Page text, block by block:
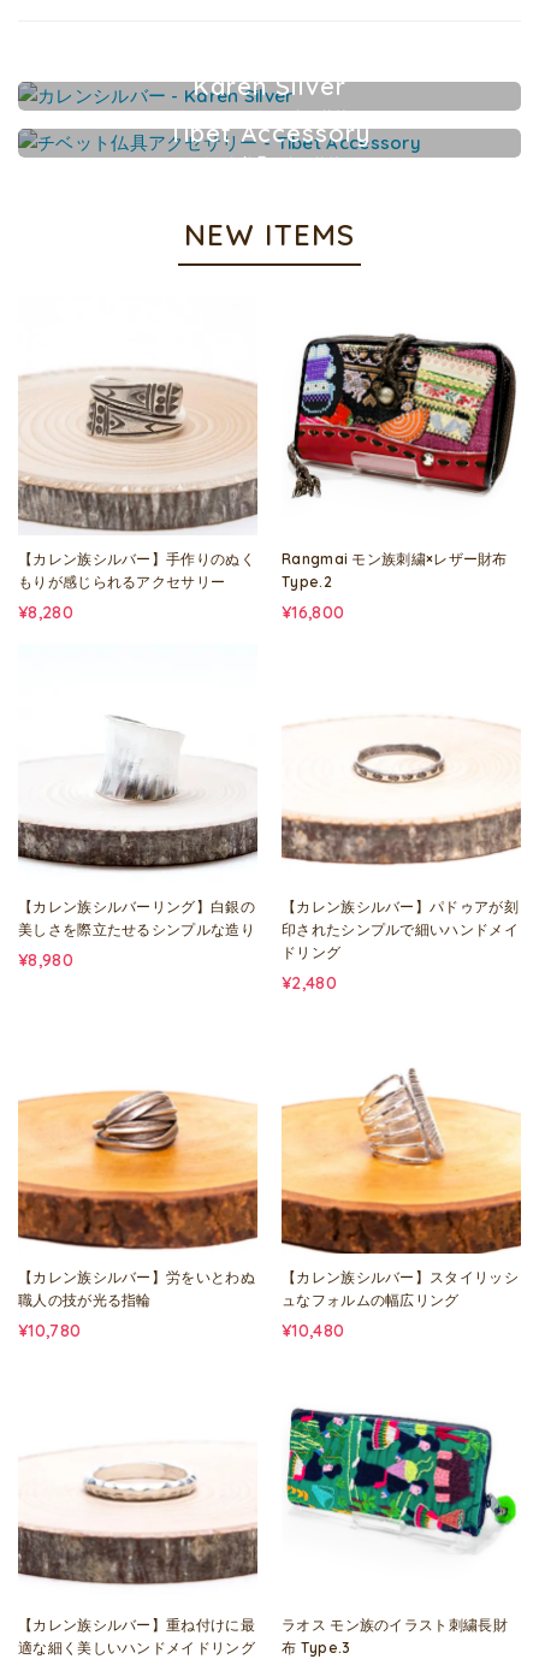
Karen Silver
カレンシルバーアクセサリー
Tibet Accessory
チベット仏具アクセサリー
NEW ITEMS
【カレン族シルバー】手作りのぬく
もりが感じられるアクセサリー
¥8,280
Rangmai モン族刺繍×レザー財布
Type.2
¥16,800
【カレン族シルバーリング】白銀の
美しさを際立たせるシンプルな造り
¥8,980
【カレン族シルバー】パドゥアが刻
印されたシンプルで細いハンドメイ
ドリング
¥2,480
【カレン族シルバー】労をいとわぬ
職人の技が光る指輪
¥10,780
【カレン族シルバー】スタイリッシ
ュなフォルムの幅広リング
¥10,480
【カレン族シルバー】重ね付けに最
適な細く美しいハンドメイドリング
ラオス モン族のイラスト刺繍長財
布 Type.3